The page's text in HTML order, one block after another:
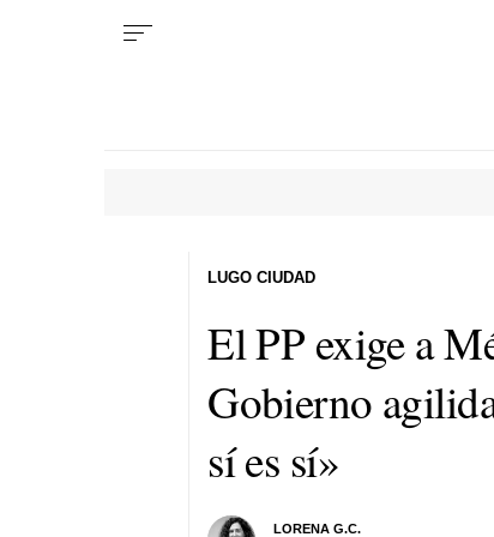
El PP exige a
Gobierno
sí es sí»
LORENA G.C.
LUGO CIUDAD